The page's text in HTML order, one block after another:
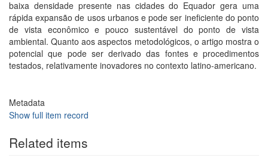
baixa densidade presente nas cidades do Equador gera uma
rápida expansão de usos urbanos e pode ser ineficiente do ponto
de vista econômico e pouco sustentável do ponto de vista
ambiental. Quanto aos aspectos metodológicos, o artigo mostra o
potencial que pode ser derivado das fontes e procedimentos
testados, relativamente inovadores no contexto latino-americano.
Metadata
Show full item record
Related items